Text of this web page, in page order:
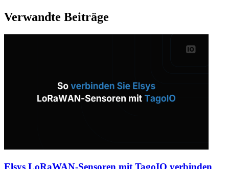
Verwandte Beiträge
Elsys LoRaWAN-Sensoren mit TagoIO verbinden